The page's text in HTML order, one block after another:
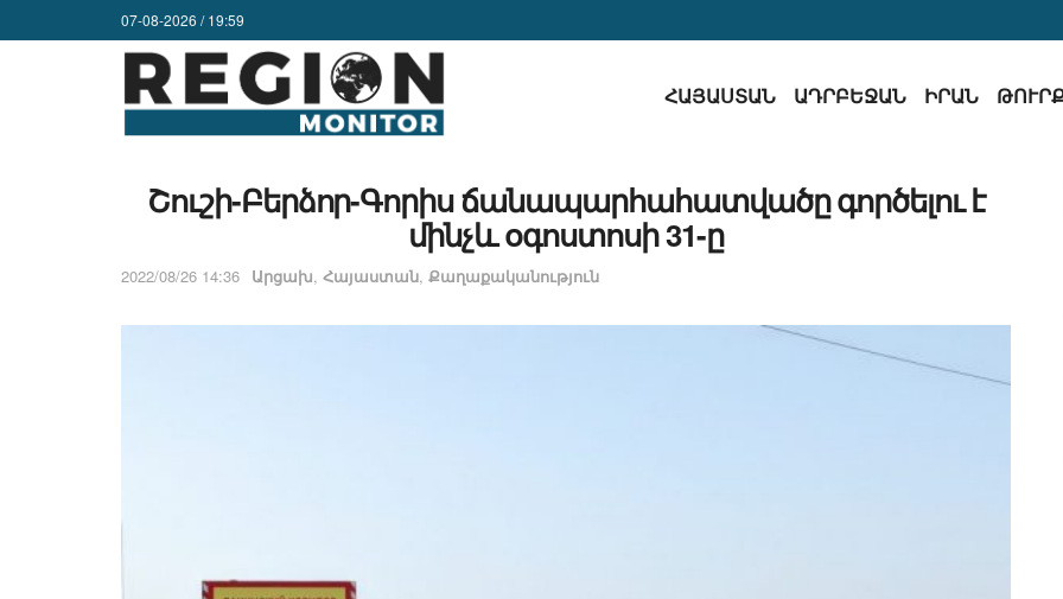
07-08-2026 / 19:59
ՀԱՅԱՍՏԱՆ ԱԴՐԲԵՋԱՆ ԻՐԱՆ
Շուշի-Բերձոր-Գորիս ճանապարհահատվածը գործելու է
մինչև օգոստոսի 31-ը
2022/08/26 14:36 Արցախ, Հայաստան, Քաղաքականություն